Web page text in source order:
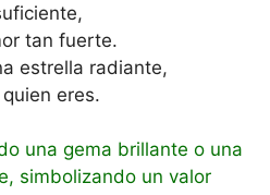
tan fuerte.
estrella radiante,
eres.